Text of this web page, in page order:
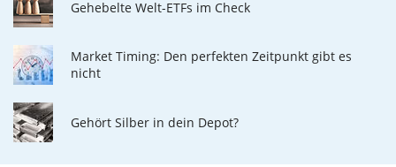
Gehebelte Welt-ETFs im Check
Market Timing: Den perfekten Zeitpunkt gibt es
nicht
Gehört Silber in dein Depot?